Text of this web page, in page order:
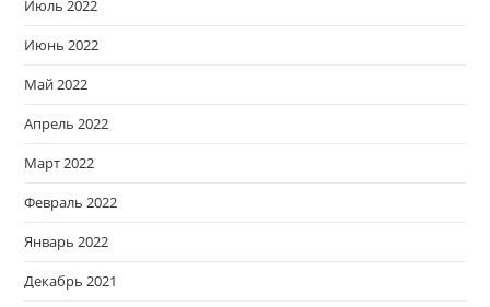
Июль 2022
Июнь 2022
Май 2022
Апрель 2022
Март 2022
Февраль 2022
Январь 2022
Декабрь 2021